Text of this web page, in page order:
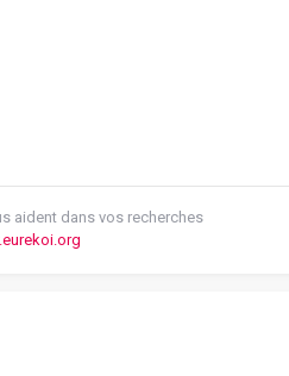
aident dans vos recherches